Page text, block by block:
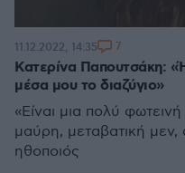
Κατερίνα Παπουτσάκη:
μέσα μου το διαζύγιο»
«Είναι μια πολύ
μαύρη, μεταβατική
ηθοποιός
11.12.2022, 14:35 7